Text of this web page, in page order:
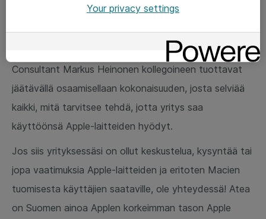
ratkaisuehdotuksien toteuttamisen – kaikki saman
Atean konsultointipalveluiden Senior Advisor
Consultant Markus Heinonen kollegoineen tuottavat
jäätävällä osaamisellaan kokonaisuuden, josta selviää
kaikki, mitä tarvitsee tehdä, jotta yritys saa
käyttöönsä Apple-laitteiden hyödyt.
Jos siis yrityksessäsi on ollut keskustelua, kysyntää tai
jopa vaatimuksia Apple-laitteiden ja eritoten Macien
tuomisesta käyttäjien saataville, ole yhteydessä! Atea
on Suomen ainoa Applen korkeimman tason Apple
Your privacy settings